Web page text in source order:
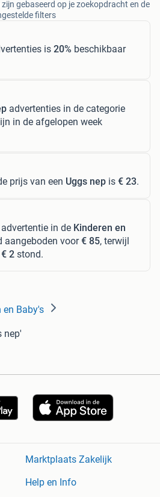
gebaseerd op je zoekopdracht en de
filters
is 20% beschikbaar
advertenties in de categorie
in de afgelopen week
prijs van een Uggs nep is € 23.
advertentie in de Kinderen en
aangeboden voor€ 85, terwijl
€ 2 stond.
en Baby's
nep'
Marktplaats Zakelijk
Help en Info